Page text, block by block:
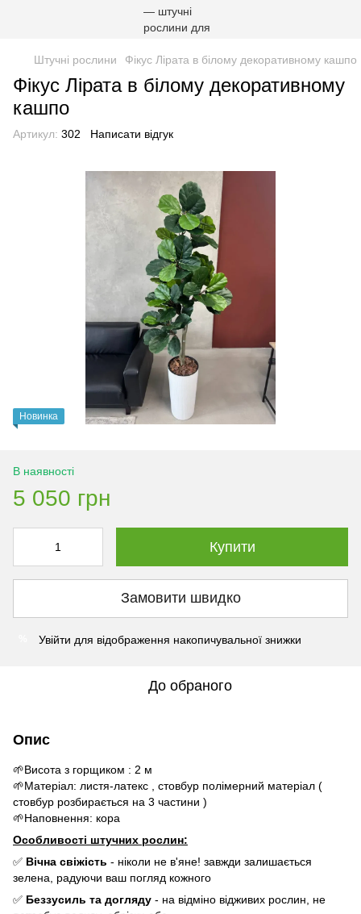
Штучні рослини Фікус Лірата в білому декоративному кашпо
Фікус Лірата в білому декоративному
кашпо
Артикул: 302 Написати відгук
Новинка
В наявності
5 050 грн
Купити
Замовити швидко
Увійти для відображення накопичувальної знижки
До обраного
Опис
🌱Висота з горщиком : 2 м
🌱Матеріал: листя-латекс , стовбур полімерний матеріал (
стовбур розбирається на 3 частини )
🌱Наповнення: кора
Особливості штучних рослин:
✅ Вічна свіжість - ніколи не в'яне! завжди залишається
зелена, радуючи ваш погляд кожного
✅ Беззусиль та догляду - на відміно відживих рослин, не